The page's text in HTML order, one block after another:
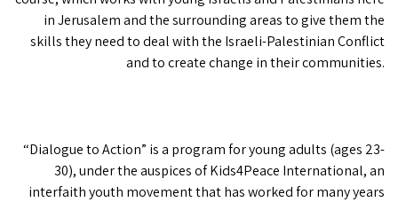
in Jerusalem and the surrounding areas to give them the
skills they need to deal with the Israeli-Palestinian Conflict
and to create change in their communities.
“Dialogue to Action” is a program for young adults (ages 23-
30), under the auspices of Kids4Peace International, an
interfaith youth movement that has worked for many years